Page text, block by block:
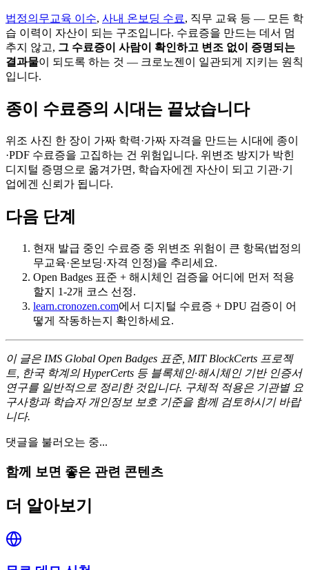
법정의무교육 이수, 사내 온보딩 수료, 직무 교육 등 — 모든 학
습 이력이 자산이 되는 구조입니다. 수료증을 만드는 데서 멈
추지 않고, 그 수료증이 사람이 확인하고 변조 없이 증명되는
결과물이 되도록 하는 것 — 크로노젠이 일관되게 지키는 원칙
입니다.
종이 수료증의 시대는 끝났습니다
위조 사진 한 장이 가짜 학력·가짜 자격을 만드는 시대에 종이
·PDF 수료증을 고집하는 건 위험입니다. 위변조 방지가 박힌
디지털 증명으로 옮겨가면, 학습자에겐 자산이 되고 기관·기
업에겐 신뢰가 됩니다.
다음 단계
현재 발급 중인 수료증 중 위변조 위험이 큰 항목(법정의
무교육·온보딩·자격 인정)을 추리세요.
Open Badges 표준 + 해시체인 검증을 어디에 먼저 적용
할지 1-2개 코스 선정.
learn.cronozen.com에서 디지털 수료증 + DPU 검증이 어
떻게 작동하는지 확인하세요.
이 글은 IMS Global Open Badges 표준, MIT BlockCerts 프로젝
트, 한국 학계의 HyperCerts 등 블록체인·해시체인 기반 인증서
연구를 일반적으로 정리한 것입니다. 구체적 적용은 기관별 요
구사항과 학습자 개인정보 보호 기준을 함께 검토하시기 바랍
니다.
댓글을 불러오는 중...
함께 보면 좋은 관련 콘텐츠
더 알아보기